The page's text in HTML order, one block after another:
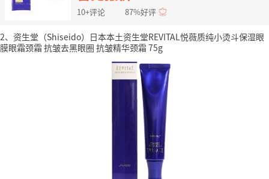
10+评论 87%好评
2、资生堂（Shiseido）日本本土资生堂REVITAL悦薇质纯小烫斗保湿眼
膜眼霜颈霜 抗皱去黑眼圈 抗皱精华颈霜 75g